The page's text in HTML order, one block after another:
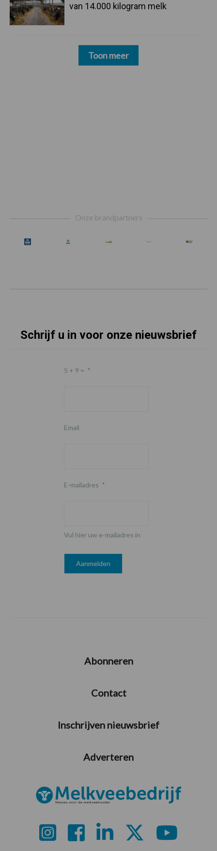
van 14.000 kilogram melk
Toon meer
Onze brandpartners
Schrijf u in voor onze nieuwsbrief
5 + 9 = *
Email
E-mailadres *
Vul hier uw e-mailadres in
Abonneren
Contact
Inschrijven nieuwsbrief
Adverteren